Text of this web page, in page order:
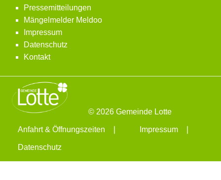
Pressemitteilungen
Mängelmelder Meldoo
Impressum
Datenschutz
Kontakt
© 2026 Gemeinde Lotte
Anfahrt & Öffnungszeiten Impressum
Datenschutz